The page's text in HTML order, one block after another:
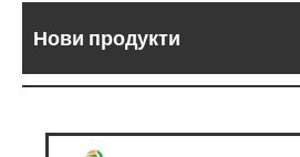
Нови продукти